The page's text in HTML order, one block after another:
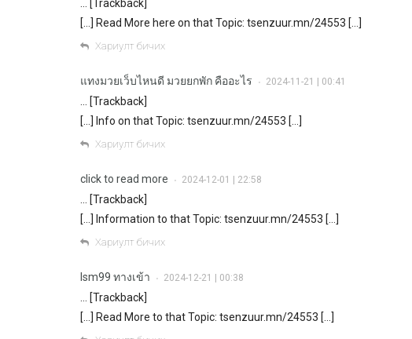
… [Trackback]
[…] Read More here on that Topic: tsenzuur.mn/24553 […]
Хариулт бичих
แทงมวยเว็บไหนดี มวยยกพัก คืออะไร • 2024-11-21 | 00:41
… [Trackback]
[…] Info on that Topic: tsenzuur.mn/24553 […]
Хариулт бичих
click to read more • 2024-12-01 | 22:58
… [Trackback]
[…] Information to that Topic: tsenzuur.mn/24553 […]
Хариулт бичих
lsm99 ทางเข้า • 2024-12-21 | 00:38
… [Trackback]
[…] Read More to that Topic: tsenzuur.mn/24553 […]